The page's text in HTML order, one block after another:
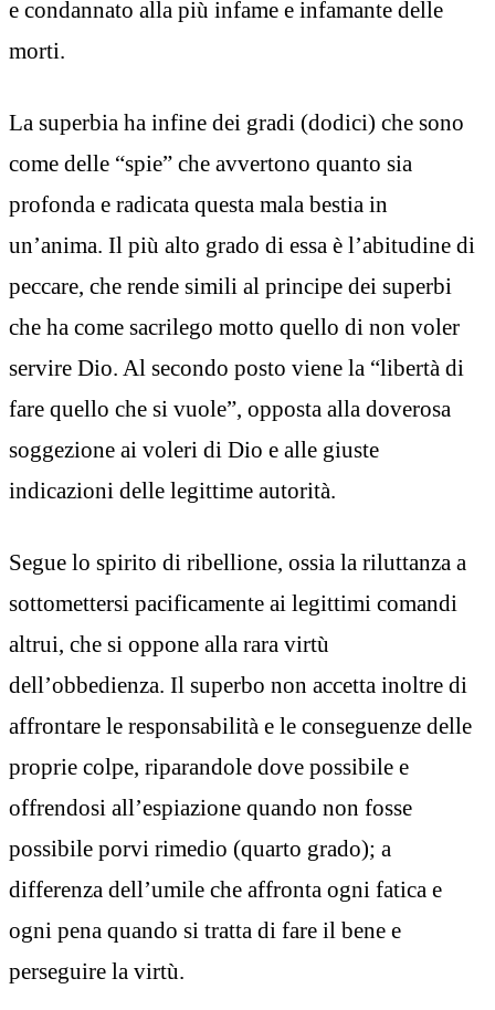
e condannato alla più infame e infamante delle
morti.
La superbia ha infine dei gradi (dodici) che sono
come delle “spie” che avvertono quanto sia
profonda e radicata questa mala bestia in
un’anima. Il più alto grado di essa è l’abitudine di
peccare, che rende simili al principe dei superbi
che ha come sacrilego motto quello di non voler
servire Dio. Al secondo posto viene la “libertà di
fare quello che si vuole”, opposta alla doverosa
soggezione ai voleri di Dio e alle giuste
indicazioni delle legittime autorità.
Segue lo spirito di ribellione, ossia la riluttanza a
sottomettersi pacificamente ai legittimi comandi
altrui, che si oppone alla rara virtù
dell’obbedienza. Il superbo non accetta inoltre di
affrontare le responsabilità e le conseguenze delle
proprie colpe, riparandole dove possibile e
offrendosi all’espiazione quando non fosse
possibile porvi rimedio (quarto grado); a
differenza dell’umile che affronta ogni fatica e
ogni pena quando si tratta di fare il bene e
perseguire la virtù.